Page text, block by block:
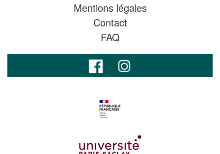
Mentions légales
Contact
FAQ